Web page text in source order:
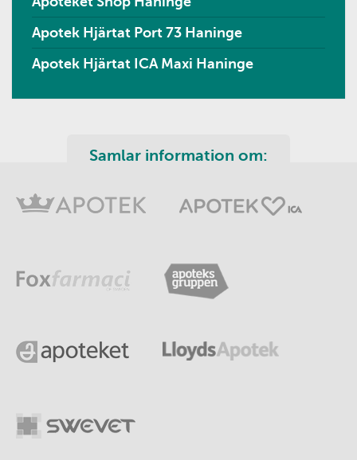
Apotek Hjärtat Port 73 Haninge
Apotek Hjärtat ICA Maxi Haninge
Samlar information om: